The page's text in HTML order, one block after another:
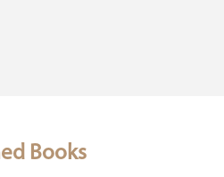
Books